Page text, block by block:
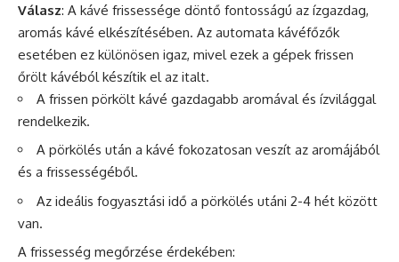
Válasz: A kávé frissessége döntő fontosságú az ízgazdag,
aromás kávé elkészítésében. Az automata kávéfőzők
esetében ez különösen igaz, mivel ezek a gépek frissen
őrölt kávéból készítik el az italt.
A frissen pörkölt kávé gazdagabb aromával és ízvilággal
rendelkezik.
A pörkölés után a kávé fokozatosan veszít az aromájából
és a frissességéből.
Az ideális fogyasztási idő a pörkölés utáni 2-4 hét között
van.
A frissesség megőrzése érdekében: